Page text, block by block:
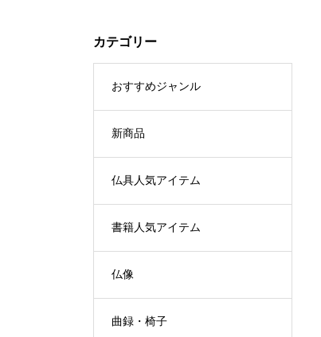
カテゴリー
おすすめジャンル
新商品
仏具人気アイテム
書籍人気アイテム
仏像
曲録・椅子